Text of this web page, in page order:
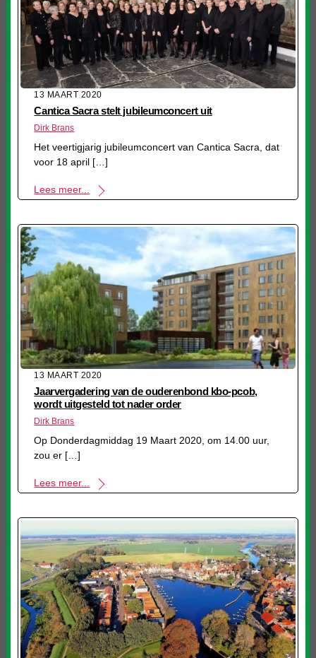
13 MAART 2020
Cantica Sacra stelt jubileumconcert uit
Dirk Brans
Het veertigjarig jubileumconcert van Cantica Sacra, dat
voor 18 april […]
Lees meer...
13 MAART 2020
Jaarvergadering van de ouderenbond kbo-pcob,
wordt uitgesteld tot nader order
Dirk Brans
Op Donderdagmiddag 19 Maart 2020, om 14.00 uur,
zou er […]
Lees meer...